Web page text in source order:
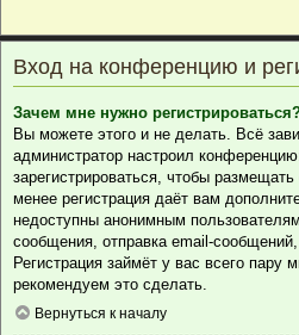
Вход на конференцию и
Зачем мне нужно
Вы можете этого и не делать. Всё
администратор настроил
зарегистрироваться, чтобы
менее регистрация даёт вам
недоступны анонимным
сообщения, отправка email-
Регистрация займёт у вас всего пару
рекомендуем это сделать.
Вернуться к началу